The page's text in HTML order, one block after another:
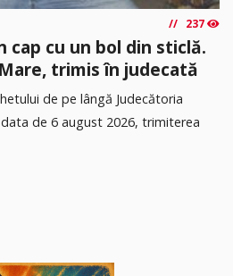
237
cu un bol din sticlă.
trimis în judecată
de pe lângă Judecătoria
de 6 august 2026, trimiterea